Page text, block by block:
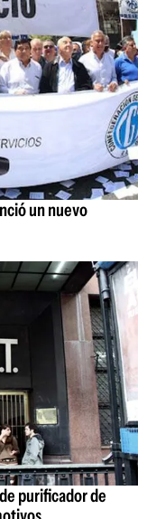
un nuevo
purificador de